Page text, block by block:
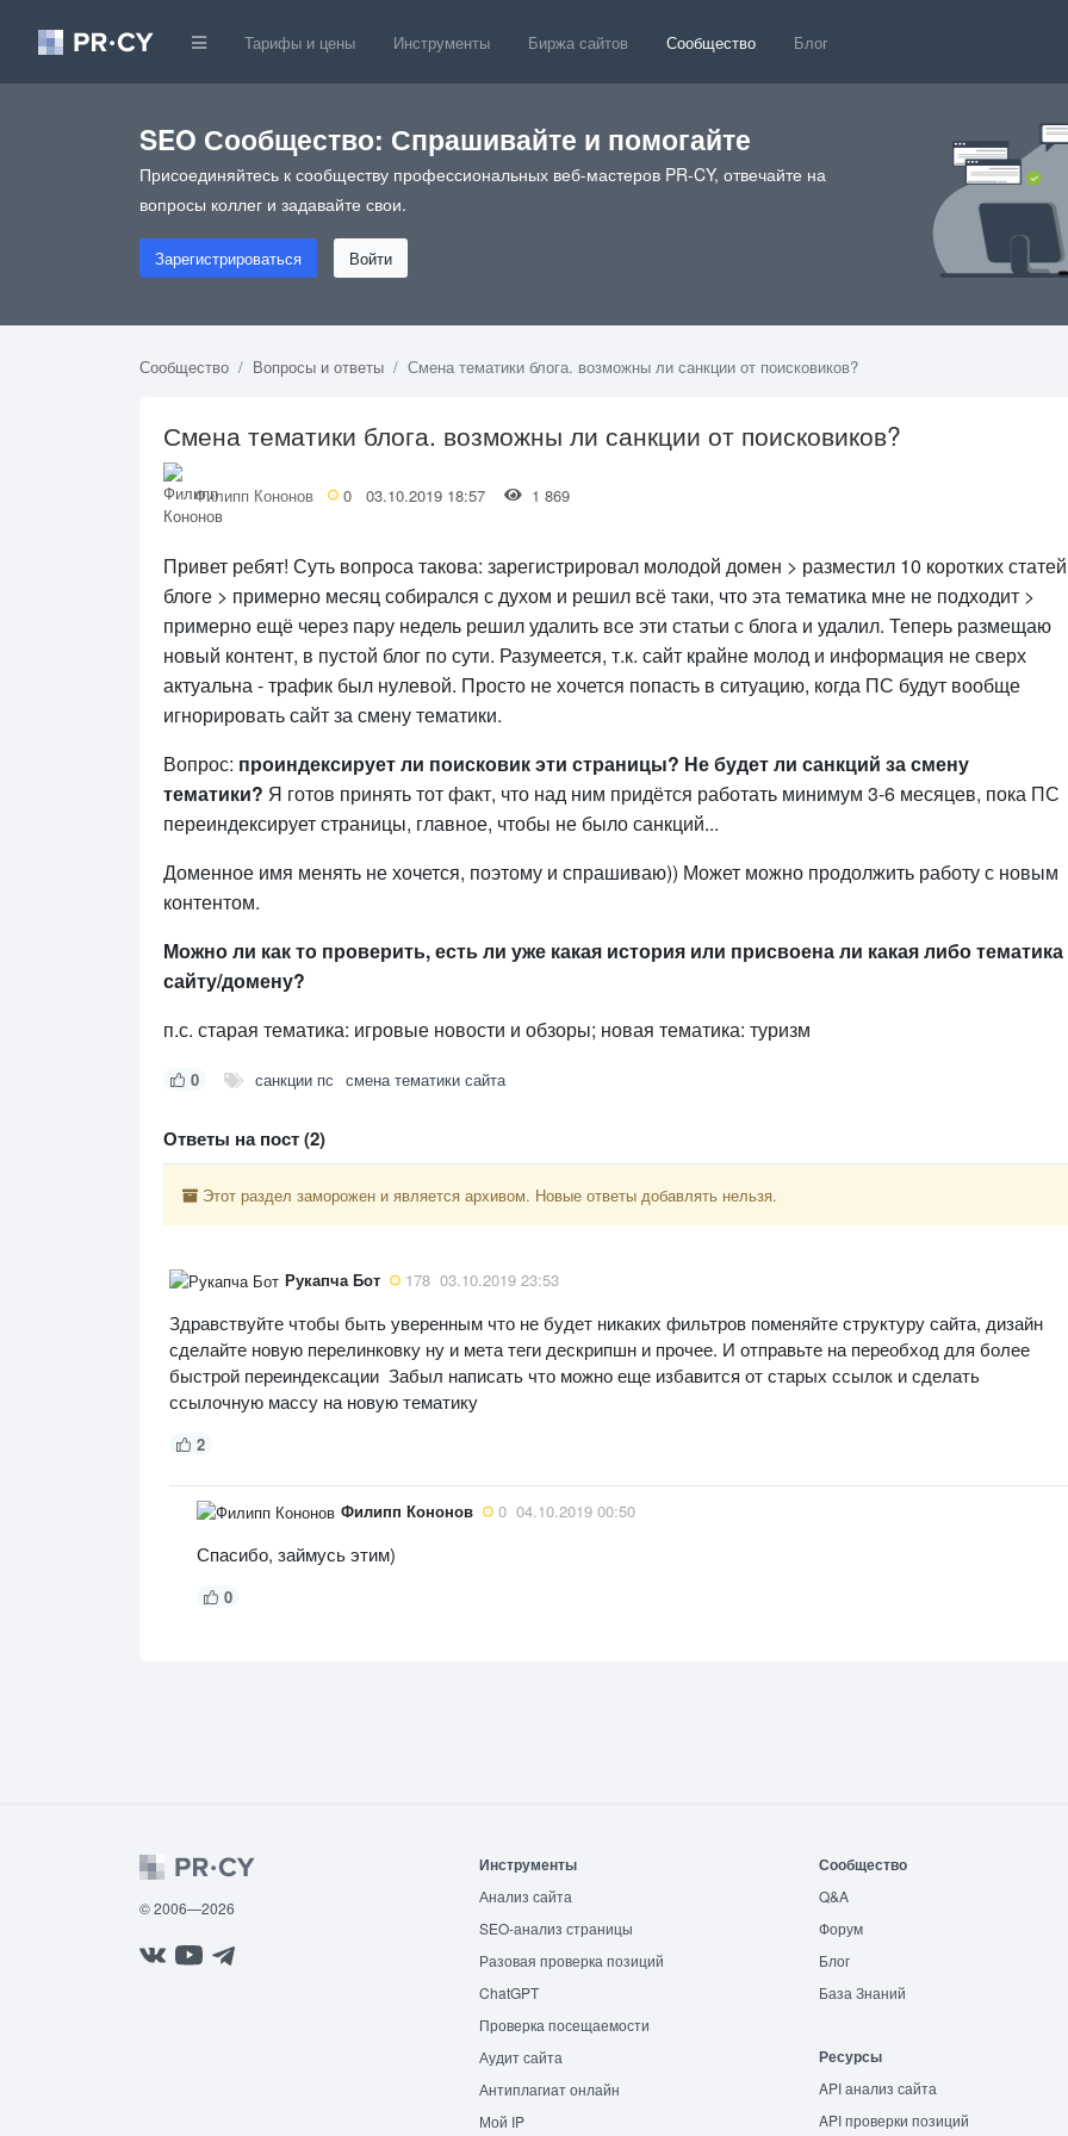
Тарифы и цены Инструменты Биржа сайтов Сообщество Блог
SEO Сообщество: Спрашивайте и помогайте
Присоединяйтесь к сообществу профессиональных веб-мастеров PR-CY, отвечайте на
вопросы коллег и задавайте свои.
Зарегистрироваться Войти
Сообщество Вопросы и ответы Смена тематики блога. возможны ли санкции от поисковиков?
Смена тематики блога. возможны ли санкции от поисковиков?
Филипп Кононов 0 03.10.2019 18:57 1 869
Привет ребят! Суть вопроса такова: зарегистрировал молодой домен > разместил 10 коротких
блоге > примерно месяц собирался с духом и решил всё таки, что эта тематика мне не подходит >
примерно ещё через пару недель решил удалить все эти статьи с блога и удалил. Теперь размещаю
новый контент, в пустой блог по сути. Разумеется, т.к. сайт крайне молод и информация не сверх
актуальна - трафик был нулевой. Просто не хочется попасть в ситуацию, когда ПС будут вообще
игнорировать сайт за смену тематики.
Вопрос: проиндексирует ли поисковик эти страницы? Не будет ли санкций за смену
тематики? Я готов принять тот факт, что над ним придётся работать минимум 3-6 месяцев, пока ПС
переиндексирует страницы, главное, чтобы не было санкций...
Доменное имя менять не хочется, поэтому и спрашиваю)) Может можно продолжить работу с новым
контентом.
Можно ли как то проверить, есть ли уже какая история или присвоена ли какая либо тематика
сайту/домену?
п.с. старая тематика: игровые новости и обзоры; новая тематика: туризм
0 санкции пс смена тематики сайта
Ответы на пост (2)
Этот раздел заморожен и является архивом. Новые ответы добавлять нельзя.
Рукапча Бот 178 03.10.2019 23:53
Здравствуйте чтобы быть уверенным что не будет никаких фильтров поменяйте структуру сайта, дизайн
сделайте новую перелинковку ну и мета теги дескрипшн и прочее. И отправьте на переобход для более
быстрой переиндексации Забыл написать что можно еще избавится от старых ссылок и сделать
ссылочную массу на новую тематику
2
Филипп Кононов 0 04.10.2019 00:50
Спасибо, займусь этим)
0
© 2006—2026
Инструменты
Анализ сайта
SEO-анализ страницы
Разовая проверка позиций
ChatGPT
Проверка посещаемости
Аудит сайта
Антиплагиат онлайн
Мой IP
Сообщество
Q&A
Форум
Блог
База Знаний
Ресурсы
API анализ сайта
API проверки позиций